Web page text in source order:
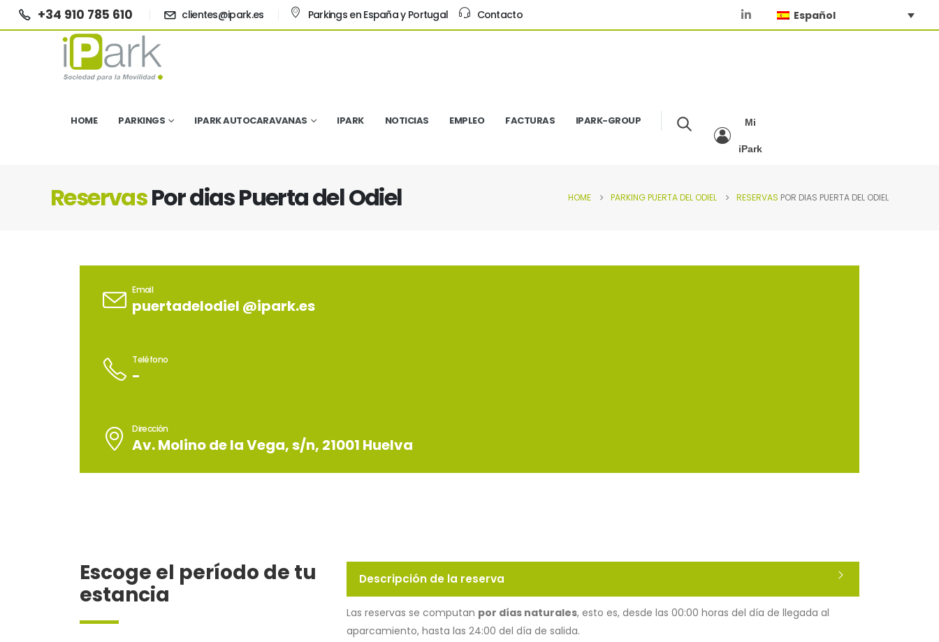
+34 910 785 610 clientes@ipark.es Parkings en España y Portugal Contacto Español
HOME PARKINGS IPARK AUTOCARAVANAS IPARK NOTICIAS EMPLEO FACTURAS IPARK-GROUP Mi
iPark
ReservasPor dias Puerta del Odiel HOME PARKINGPUERTA DEL ODIEL RESERVAS POR DIAS PUERTA DEL ODIEL
Email
puertadelodiel @ipark.es
Teléfono
-
Dirección
Av. Molino de la Vega, s/n, 21001 Huelva
Escoge el período de tu
estancia
Descripción de la reserva
Las reservas se computan por días naturales, esto es, desde las 00:00 horas del día de llegada al
aparcamiento, hasta las 24:00 del día de salida.